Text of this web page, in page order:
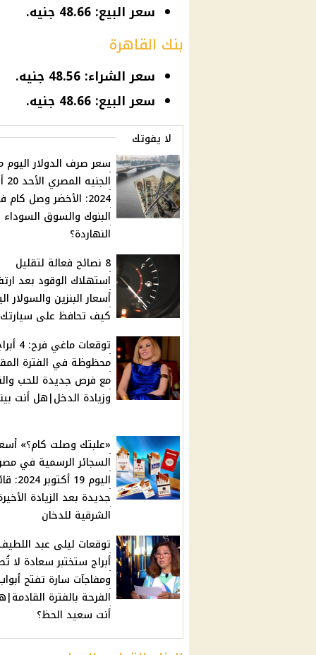
سعر البيع: 48.66 جنيه.
بنك القاهرة
سعر الشراء: 48.56 جنيه.
سعر البيع: 48.66 جنيه.
لا يفوتك
سعر صرف الدولار اليوم
2024: الأخضر وصل
البنوك والسوق السوداء
النهاردة؟
8 نصائح فعالة لتقليل
استهلاك الوقود بعد
أسعار البنزين والسولار
كيف تحافظ على
توقعات ماغي
محظوظة في الفترة
مع فرص جديدة للحب
وزيادة الدخل|هل أنت
«علبتك وصلت كام؟»
السجائر الرسمية في
اليوم 19
جديدة بعد الزيادة
الشرقية للدخان
أبراج ستختبر سعادة لا
ومفاجآت سارة تفتح
الفرحة بالفترة
أنت سعيد الحظ؟